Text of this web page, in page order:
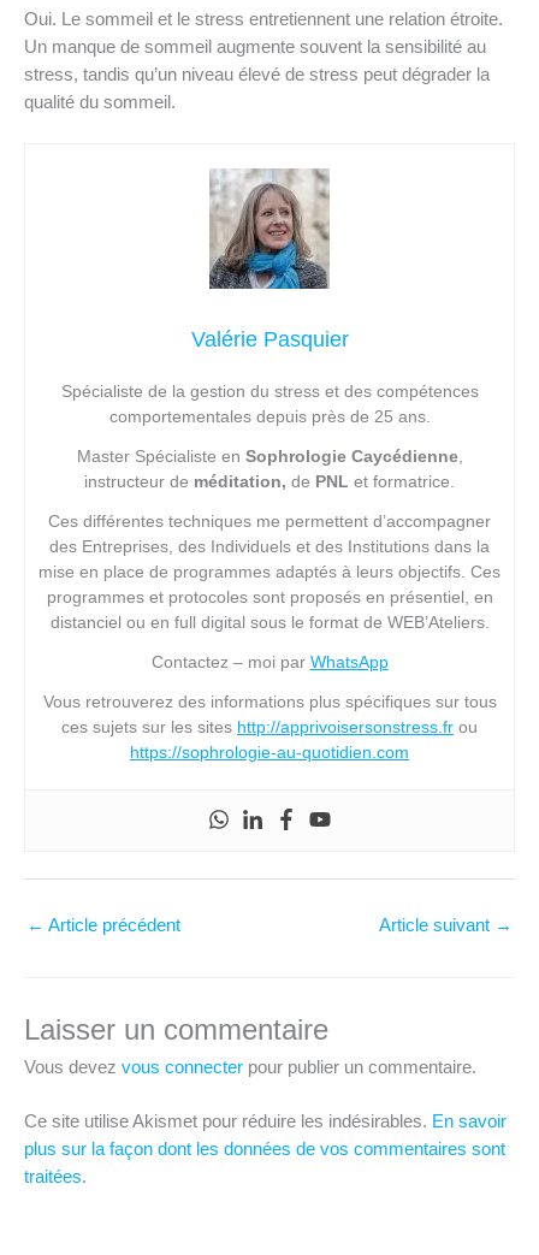
Oui. Le sommeil et le stress entretiennent une relation étroite.
Un manque de sommeil augmente souvent la sensibilité au
stress, tandis qu’un niveau élevé de stress peut dégrader la
qualité du sommeil.
Valérie Pasquier
Spécialiste de la gestion du stress et des compétences
comportementales depuis près de 25 ans.
Master Spécialiste en Sophrologie Caycédienne,
instructeur de méditation, de PNL et formatrice.
Ces différentes techniques me permettent d’accompagner
des Entreprises, des Individuels et des Institutions dans la
mise en place de programmes adaptés à leurs objectifs. Ces
programmes et protocoles sont proposés en présentiel, en
distanciel ou en full digital sous le format de WEB’Ateliers.
Contactez – moi par WhatsApp
Vous retrouverez des informations plus spécifiques sur tous
ces sujets sur les sites http://apprivoisersonstress.fr ou
https://sophrologie-au-quotidien.com
← Article précédent Article suivant →
Laisser un commentaire
Vous devez vous connecter pour publier un commentaire.
Ce site utilise Akismet pour réduire les indésirables. En savoir
plus sur la façon dont les données de vos commentaires sont
traitées.